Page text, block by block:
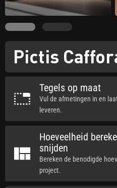
Pictis
Tegels op maat
Vul de afmetingen in en
leveren.
Hoeveelheid
snijden
Bereken de benodigde
project.